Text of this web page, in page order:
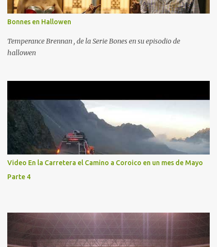
Bonnes en Hallowen
Temperance Brennan , de la Serie Bones en su episodio de
hallowen
Video En la Carretera el Camino a Coroico en un mes de Mayo
Parte 4